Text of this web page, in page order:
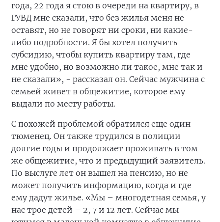
года, 22 года я стою в очереди на квартиру, в
ГУВД мне сказали, что без жилья меня не
оставят, но не говорят ни сроки, ни какие-
либо подробности. Я бы хотел получить
субсидию, чтобы купить квартиру там, где
мне удобно, но возможно ли такое, мне так и
не сказали», - рассказал он. Сейчас мужчина с
семьей живет в общежитие, которое ему
выдали по месту работы.
С похожей проблемой обратился еще один
тюменец. Он также трудился в полиции
долгие годы и продолжает проживать в том
же общежитие, что и предыдущий заявитель.
По выслуге лет он вышел на пенсию, но не
может получить информацию, когда и где
ему дадут жилье. «Мы – многодетная семья, у
нас трое детей – 2, 7 и 12 лет. Сейчас мы